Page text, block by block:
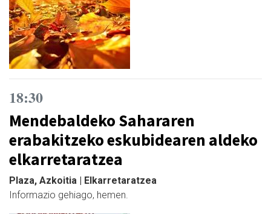
18:30
Mendebaldeko Sahararen
erabakitzeko eskubidearen aldeko
elkarretaratzea
Plaza, Azkoitia | Elkarretaratzea
Informazio gehiago, hemen.